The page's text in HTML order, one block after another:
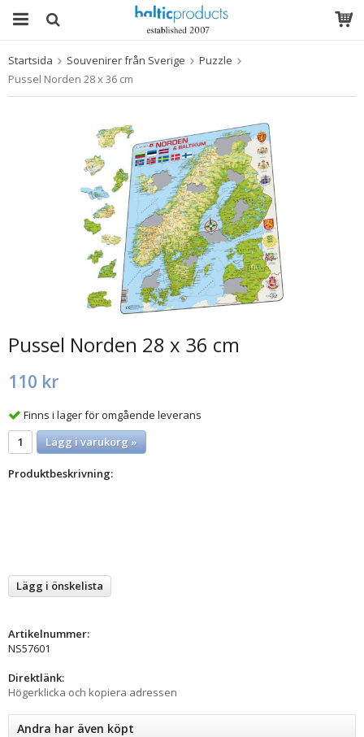
Startsida Souvenirer från Sverige
Puzzle
Pussel Norden 28 x 36 cm
Pussel Norden 28 x 36 cm
110 kr
Finns i lager för omgående leverans
Lägg i varukorg »
Produktbeskrivning:
Lägg i önskelista
Artikelnummer:
NS57601
Direktlänk:
Högerklicka och kopiera adressen
Andra har även köpt